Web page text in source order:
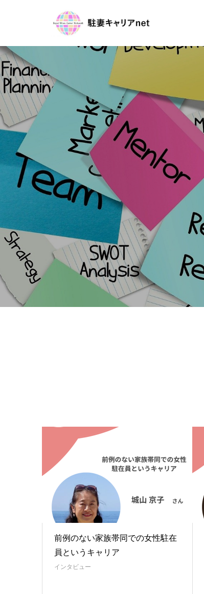
前例のない家族帯同での女性駐在
員というキャリア
インタビュー